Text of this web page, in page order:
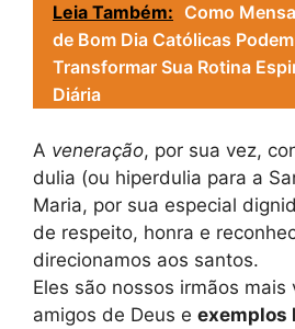
Leia Também: Como
de Bom Dia Católicas Podem
Transformar Sua Rotina
Diária
A veneração, por sua vez,
dulia (ou hiperdulia para a
Maria, por sua especial
de respeito, honra e
direcionamos aos santos.
Eles são nossos irmãos mais
amigos de Deus e exemplos